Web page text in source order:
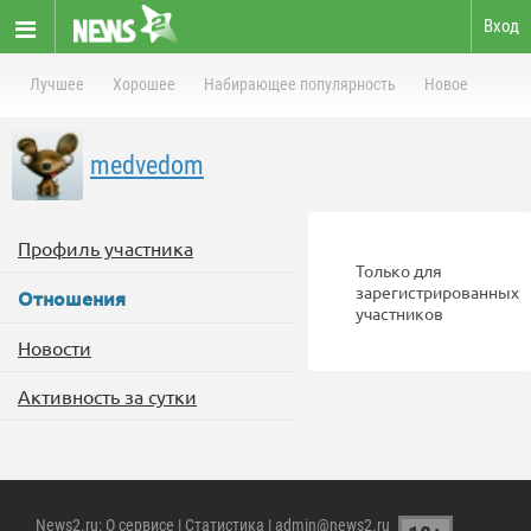
Вход
Лучшее Хорошее Набирающее популярность Новое
medvedom
Профиль участника
Отношения
Новости
Активность за сутки
Только для
зарегистрированных
участников
News2.ru: О сервисе | Статистика | admin@news2.ru